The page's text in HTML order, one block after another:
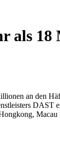
als
an den
DAST